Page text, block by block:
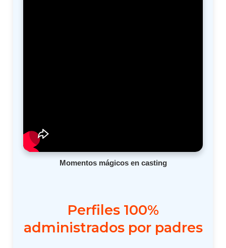
Momentos mágicos en casting
Perfiles 100%
administrados por padres